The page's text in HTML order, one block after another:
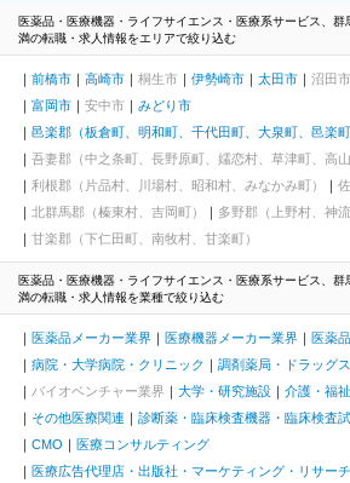
医薬品・医療機器・ライフサイエンス・医療系サービス、
満の転職・求人情報をエリアで絞り込む
前橋市 高崎市 桐生市 伊勢崎市 太田市 沼田市
富岡市
安中市
みどり市
邑楽郡（板倉町、明和町、千代田町、大泉町、邑楽町
吾妻郡（中之条町、長野原町、嬬恋村、草津町、高山
利根郡（片品村、川場村、昭和村、みなかみ町）
北群馬郡（榛東村、吉岡町）
多野郡（上野村、神流
甘楽郡（下仁田町、南牧村、甘楽町）
医薬品・医療機器・ライフサイエンス・医療系サービス、
満の転職・求人情報を業種で絞り込む
医薬品メーカー業界 医療機器メーカー業界 医薬
病院・大学病院・クリニック
調剤薬局・ドラッグ
バイオベンチャー業界
大学・研究施設
介護・福
その他医療関連
診断薬・臨床検査機器・臨床検査
CMO
医療コンサルティング
医療広告代理店・出版社・マーケティング・リサーチ